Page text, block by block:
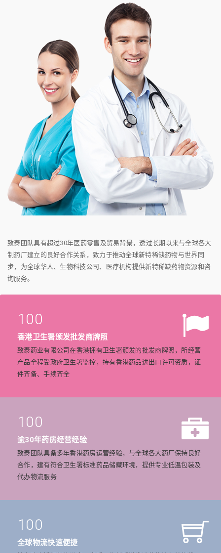
致泰团队具有超过30年医药零售及贸易背景，透过长期以来与全球各大
制药厂建立的良好合作关系，致力于推动全球新特稀缺药物与世界同
步，为全球华人、生物科技公司、医疗机构提供新特稀缺药物资源和咨
询服务。
100
香港卫生署颁发批发商牌照
致泰药业有限公司在香港拥有卫生署颁发的批发商牌照，所经营
产品全程受政府卫生署监控，持有香港药品进出口许可资质，证
件齐备、手续齐全
100
逾30年药房经营经验
致泰团队具备多年香港药房运营经验，与全球各大药厂保持良好
合作，建有符合卫生署标准药品储藏环境，提供专业低温包装及
代办物流服务
100
全球物流快速便捷